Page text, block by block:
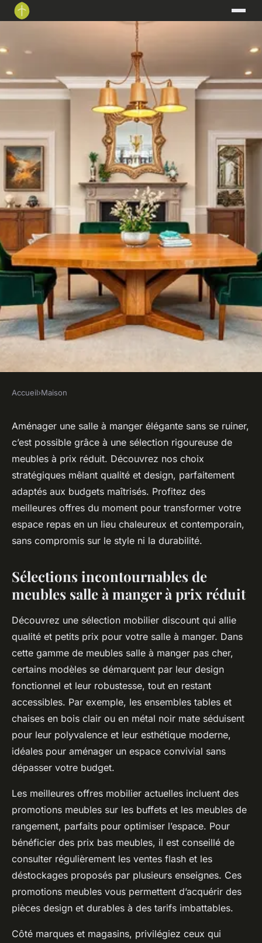
Top meubles salle à manger à
prix réduit : nos sélections
immanquables
Manon•28 septembre 2025•5 min de lecture
Accueil›Maison
Aménager une salle à manger élégante sans se ruiner,
c’est possible grâce à une sélection rigoureuse de
meubles à prix réduit. Découvrez nos choix
stratégiques mêlant qualité et design, parfaitement
adaptés aux budgets maîtrisés. Profitez des
meilleures offres du moment pour transformer votre
espace repas en un lieu chaleureux et contemporain,
sans compromis sur le style ni la durabilité.
Sélections incontournables de
meubles salle à manger à prix réduit
Découvrez une sélection mobilier discount qui allie
qualité et petits prix pour votre salle à manger. Dans
cette gamme de meubles salle à manger pas cher,
certains modèles se démarquent par leur design
fonctionnel et leur robustesse, tout en restant
accessibles. Par exemple, les ensembles tables et
chaises en bois clair ou en métal noir mate séduisent
pour leur polyvalence et leur esthétique moderne,
idéales pour aménager un espace convivial sans
dépasser votre budget.
Les meilleures offres mobilier actuelles incluent des
promotions meubles sur les buffets et les meubles de
rangement, parfaits pour optimiser l’espace. Pour
bénéficier des prix bas meubles, il est conseillé de
consulter régulièrement les ventes flash et les
déstockages proposés par plusieurs enseignes. Ces
promotions meubles vous permettent d’acquérir des
pièces design et durables à des tarifs imbattables.
Côté marques et magasins, privilégiez ceux qui